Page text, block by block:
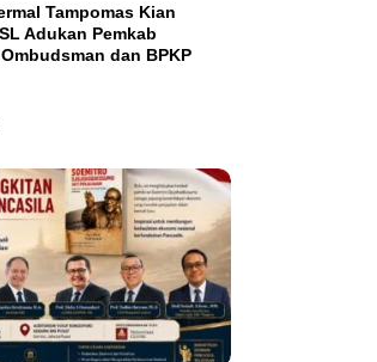
Tampomas Kian
Adukan Pemkab
dan BPKP